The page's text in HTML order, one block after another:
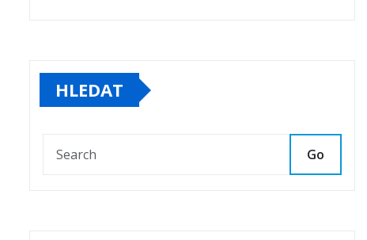
HLEDAT
Go